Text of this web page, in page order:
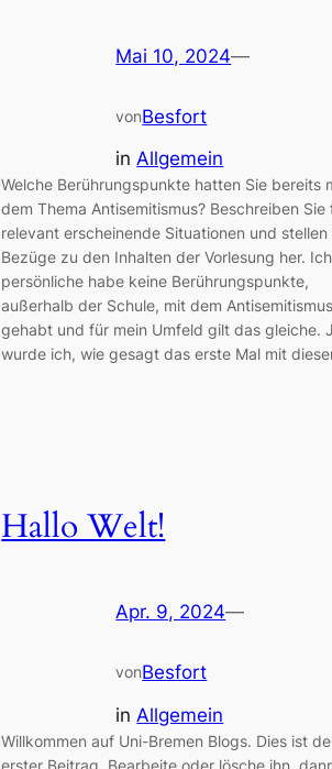
Mai 10, 2024—
vonBesfort
inAllgemein
Welche Berührungspunkte hatten Sie bereits
dem Thema Antisemitismus? Beschreiben Sie
relevant erscheinende Situationen und stellen
Bezüge zu den Inhalten der Vorlesung her. Ich
persönliche habe keine Berührungspunkte,
außerhalb der Schule, mit dem Antisemitismus
gehabt und für mein Umfeld gilt das gleiche.
wurde ich, wie gesagt das erste Mal mit
Hallo Welt!
Apr. 9, 2024—
vonBesfort
in Allgemein
Willkommen auf Uni-Bremen Blogs. Dies ist
erster Beitrag. Bearbeite oder lösche ihn,